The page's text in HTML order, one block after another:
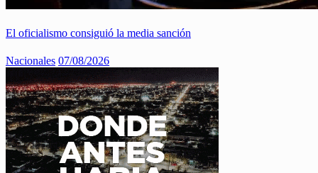
El oficialismo consiguió la media sanción
Nacionales 07/08/2026